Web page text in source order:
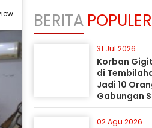
BERITA POPULER
31 Jul 2026
Korban
di
Jadi 10
Gabungan
Gunakan
02 Agu 2026